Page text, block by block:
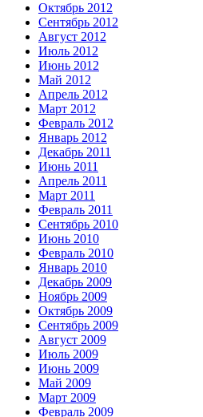
Октябрь 2012
Сентябрь 2012
Август 2012
Июль 2012
Июнь 2012
Май 2012
Апрель 2012
Март 2012
Февраль 2012
Январь 2012
Декабрь 2011
Июнь 2011
Апрель 2011
Март 2011
Февраль 2011
Сентябрь 2010
Июнь 2010
Февраль 2010
Январь 2010
Декабрь 2009
Ноябрь 2009
Октябрь 2009
Сентябрь 2009
Август 2009
Июль 2009
Июнь 2009
Май 2009
Март 2009
Февраль 2009